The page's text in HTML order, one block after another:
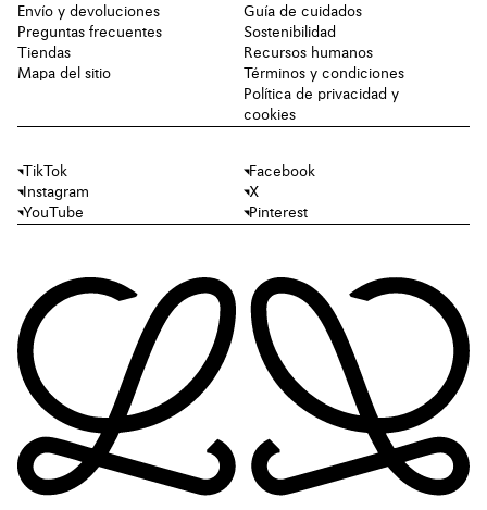
Envío y devoluciones
Preguntas frecuentes
Tiendas
Mapa del sitio
Guía de cuidados
Sostenibilidad
Recursos humanos
Términos y condiciones
Política de privacidad y
cookies
TikTok
Facebook
Instagram
X
YouTube
Pinterest